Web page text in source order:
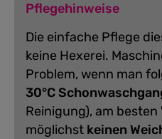
Pflegehinweise
Die einfache Pflege
keine Hexerei.
Problem, wenn man
30°C
Reinigung), am besten
möglichst keinen